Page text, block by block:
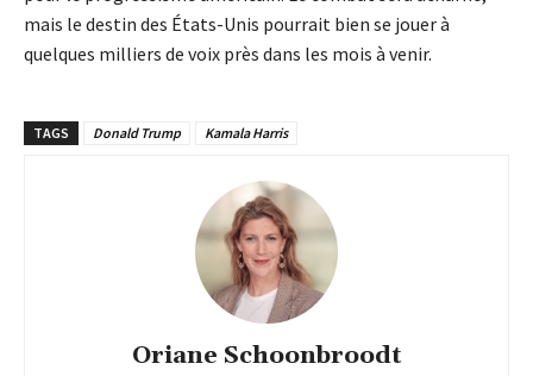
mais le destin des États-Unis pourrait bien se jouer à
quelques milliers de voix près dans les mois à venir.
TAGS Donald Trump Kamala Harris
Oriane Schoonbroodt